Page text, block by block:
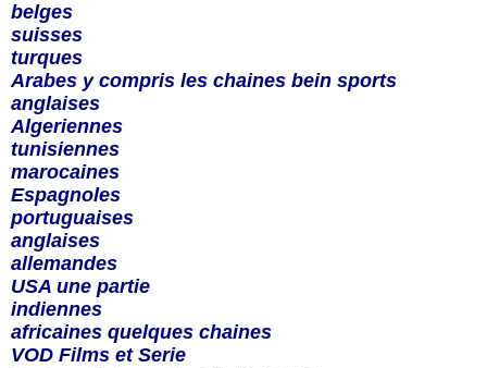
belges
suisses
turques
Arabes y compris les chaines bein sports
anglaises
Algeriennes
tunisiennes
marocaines
Espagnoles
portuguaises
anglaises
allemandes
USA une partie
indiennes
africaines quelques chaines
VOD Films et Serie